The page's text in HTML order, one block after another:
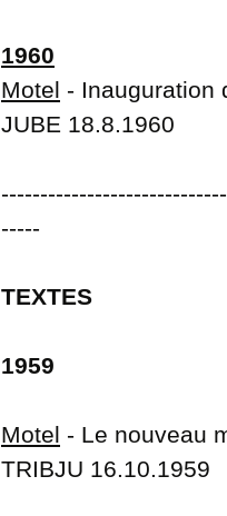
1960
Motel - Inauguration
JUBE 18.8.1960
-----
TEXTES
1959
Motel - Le nouveau
TRIBJU 16.10.1959